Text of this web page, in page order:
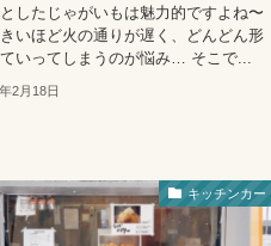
したじゃがいもは魅力的ですよね〜
いほど火の通りが遅く、どんどん形
いってしまうのが悩み… そこで...
2月18日
キッチンカー